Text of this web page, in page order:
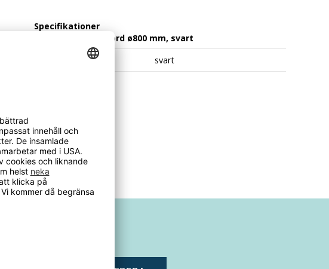
Specifikationer
Överdrag till ståbord ø800 mm, svart
svart